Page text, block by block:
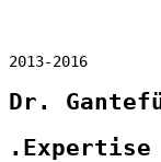
2013-2016
Dr.
.Expertise